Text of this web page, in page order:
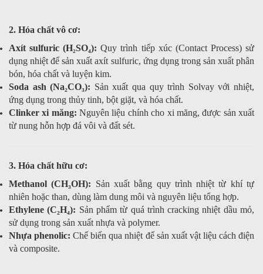
2. Hóa chất vô cơ:
Axít sulfuric (H₂SO₄): Quy trình tiếp xúc (Contact Process) sử
dụng nhiệt để sản xuất axít sulfuric, ứng dụng trong sản xuất phân
bón, hóa chất và luyện kim.
Soda ash (Na₂CO₃): Sản xuất qua quy trình Solvay với nhiệt,
ứng dụng trong thủy tinh, bột giặt, và hóa chất.
Clinker xi măng: Nguyên liệu chính cho xi măng, được sản xuất
từ nung hỗn hợp đá vôi và đất sét.
3. Hóa chất hữu cơ:
Methanol (CH₃OH): Sản xuất bằng quy trình nhiệt từ khí tự
nhiên hoặc than, dùng làm dung môi và nguyên liệu tổng hợp.
Ethylene (C₂H₄): Sản phẩm từ quá trình cracking nhiệt dầu mỏ,
sử dụng trong sản xuất nhựa và polymer.
Nhựa phenolic: Chế biến qua nhiệt để sản xuất vật liệu cách điện
và composite.